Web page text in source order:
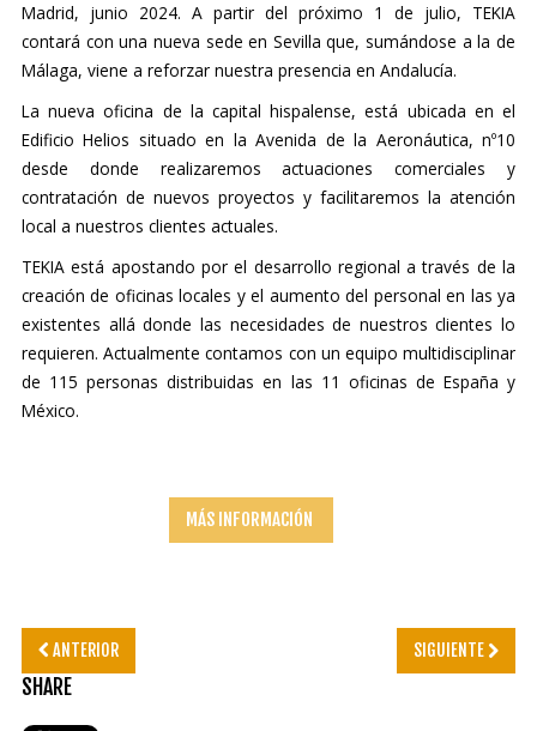
Madrid, junio 2024. A partir del próximo 1 de julio, TEKIA
contará con una nueva sede en Sevilla que, sumándose a la de
Málaga, viene a reforzar nuestra presencia en Andalucía.
La nueva oficina de la capital hispalense, está ubicada en el
Edificio Helios situado en la Avenida de la Aeronáutica, nº10
desde donde realizaremos actuaciones comerciales y
contratación de nuevos proyectos y facilitaremos la atención
local a nuestros clientes actuales.
TEKIA está apostando por el desarrollo regional a través de la
creación de oficinas locales y el aumento del personal en las ya
existentes allá donde las necesidades de nuestros clientes lo
requieren. Actualmente contamos con un equipo multidisciplinar
de 115 personas distribuidas en las 11 oficinas de España y
México.
MÁS INFORMACIÓN
ANTERIOR SIGUIENTE
SHARE